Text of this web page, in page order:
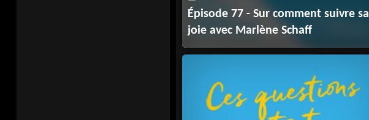
Épisode 77 - Sur comment suivre sa
joie avec Marlène Schaff